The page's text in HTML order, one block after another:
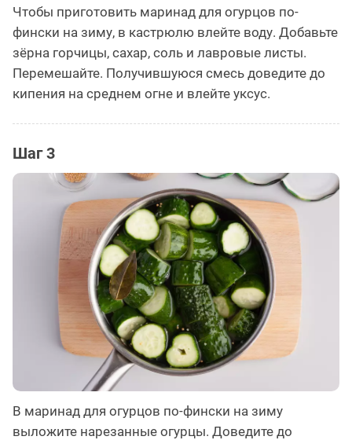
Чтобы приготовить маринад для огурцов по-
фински на зиму, в кастрюлю влейте воду. Добавьте
зёрна горчицы, сахар, соль и лавровые листы.
Перемешайте. Получившуюся смесь доведите до
кипения на среднем огне и влейте уксус.
Шаг 3
В маринад для огурцов по-фински на зиму
выложите нарезанные огурцы. Доведите до